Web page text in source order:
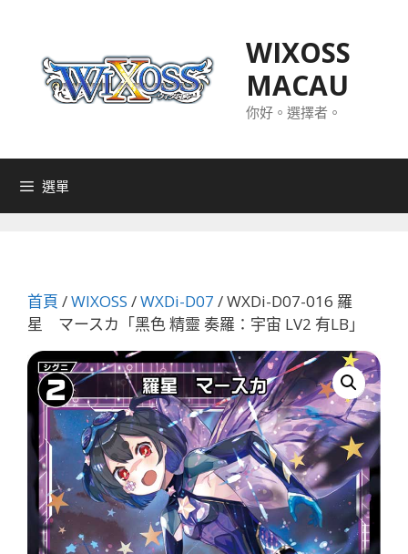
WIXOSS
MACAU
你好。選擇者。
選單
首頁 /WIXOSS /WXDi-D07 / WXDi-D07-016 羅
星 マースカ「黑色 精靈 奏羅：宇宙 LV2 有LB」